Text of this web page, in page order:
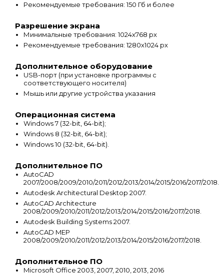
Рекомендуемые требования: 150 Гб и более
Разрешение экрана
Минимальные требования: 1024х768 px
Рекомендуемые требования: 1280х1024 px
Дополнительное оборудование
USB-порт (при установке программы с
соответствующего носителя)
Мышь или другие устройства указания
Операционная система
Windows 7 (32-bit, 64-bit);
Windows 8 (32-bit, 64-bit);
Windows 10 (32-bit, 64-bit).
Дополнительное ПО
AutoCAD
2007/2008/2009/2010/2011/2012/2013/2014/2015/2016/2017/2018.
Autodesk Architectural Desktop 2007.
AutoCAD Architecture
2008/2009/2010/2011/2012/2013/2014/2015/2016/2017/2018.
Autodesk Building Systems 2007.
AutoCAD MEP
2008/2009/2010/2011/2012/2013/2014/2015/2016/2017/2018.
Дополнительное ПО
Microsoft Office 2003, 2007, 2010, 2013, 2016